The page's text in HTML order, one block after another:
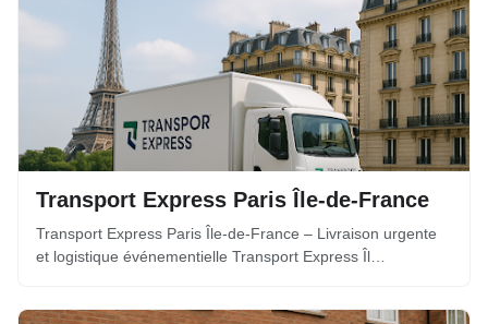
Transport Express Paris Île-de-France
Transport Express Paris Île-de-France – Livraison urgente
et logistique événementielle Transport Express Îl…